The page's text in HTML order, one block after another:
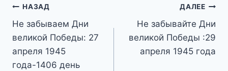
Навигация
по
записям
НАЗАД
Не забываем Дни
великой Победы: 27
апреля 1945
года-1406 день
ДАЛЕЕ
Не забывайте Дни
великой Победы :29
апреля 1945 года